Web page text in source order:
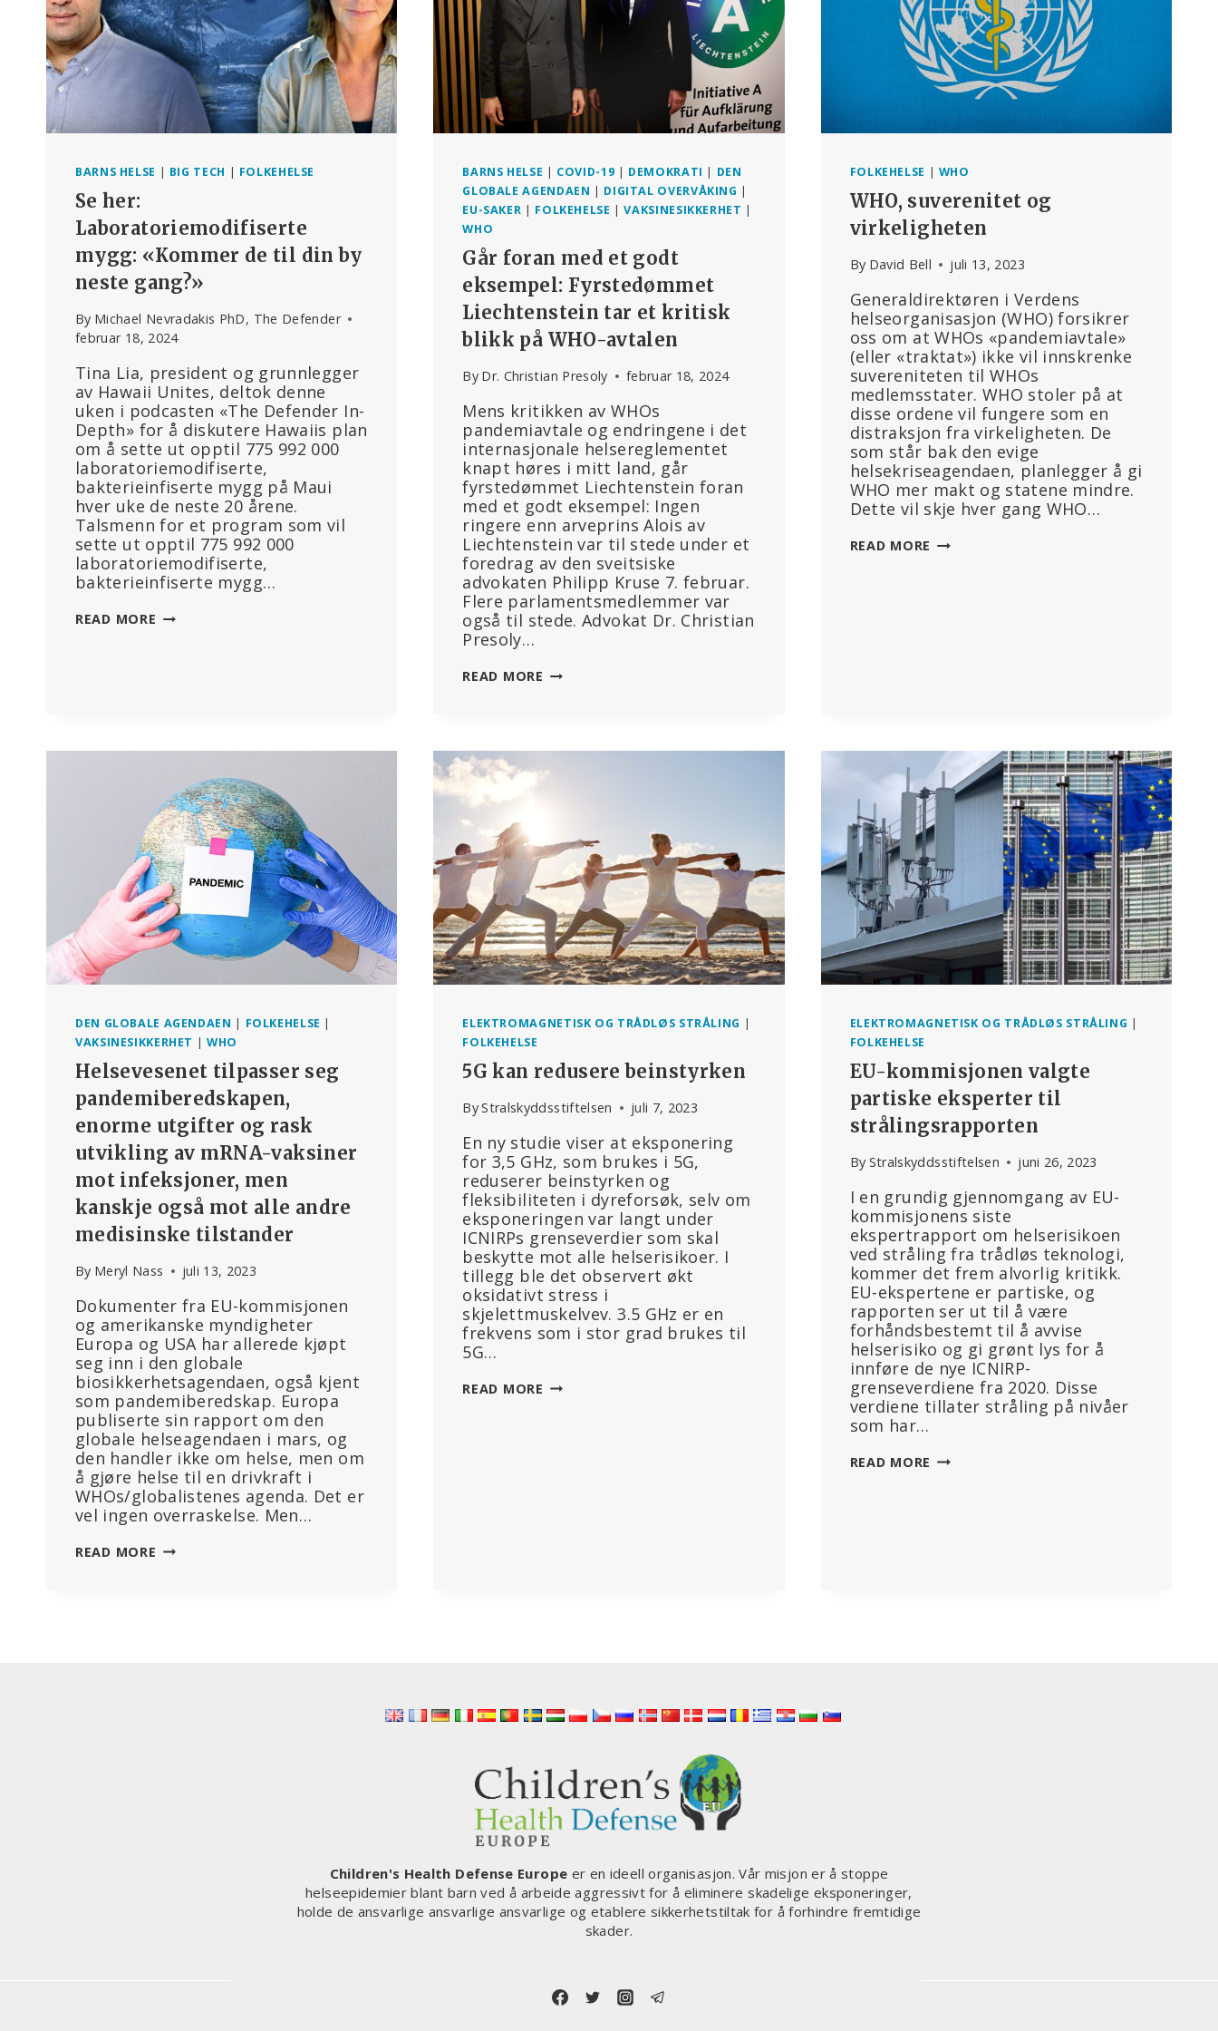
BARNS HELSE | BIG TECH | FOLKEHELSE
Se her:
Laboratoriemodifiserte
mygg: «Kommer de til din by
neste gang?»
By Michael Nevradakis PhD, The Defender
februar 18, 2024
Tina Lia, president og grunnlegger
av Hawaii Unites, deltok denne
uken i podcasten «The Defender In-
Depth» for å diskutere Hawaiis plan
om å sette ut opptil 775 992 000
laboratoriemodifiserte,
bakterieinfiserte mygg på Maui
hver uke de neste 20 årene.
Talsmenn for et program som vil
sette ut opptil 775 992 000
laboratoriemodifiserte,
bakterieinfiserte mygg…
READ MORE SE
DIN
NESTE
GANG?»
BARNS HELSE | COVID-19 | DEMOKRATI | DEN
GLOBALE AGENDAEN | DIGITAL OVERVÅKING |
EU-SAKER | FOLKEHELSE |VAKSINESIKKERHET |
WHO
Går foran med et godt
eksempel: Fyrstedømmet
Liechtenstein tar et kritisk
blikk på WHO-avtalen
By Dr. Christian Presoly februar 18, 2024
Mens kritikken av WHOs
pandemiavtale og endringene i det
internasjonale helsereglementet
knapt høres i mitt land, går
fyrstedømmet Liechtenstein foran
med et godt eksempel: Ingen
ringere enn arveprins Alois av
Liechtenstein var til stede under et
foredrag av den sveitsiske
advokaten Philipp Kruse 7. februar.
Flere parlamentsmedlemmer var
også til stede. Advokat Dr. Christian
Presoly…
READ MORE GÅR
GODT
EKSEMPEL:
ET
KRITISK
BLIKK
PÅ
WHO-
AVTALEN
FOLKEHELSE | WHO
WHO, suverenitet og
virkeligheten
By David Bell juli 13, 2023
Generaldirektøren i Verdens
helseorganisasjon (WHO) forsikrer
oss om at WHOs «pandemiavtale»
(eller «traktat») ikke vil innskrenke
suvereniteten til WHOs
medlemsstater. WHO stoler på at
disse ordene vil fungere som en
distraksjon fra virkeligheten. De
som står bak den evige
helsekriseagendaen, planlegger å gi
WHO mer makt og statene mindre.
Dette vil skje hver gang WHO…
READ MORE WHO,
DEN GLOBALE AGENDAEN | FOLKEHELSE |
VAKSINESIKKERHET | WHO
Helsevesenet tilpasser seg
pandemiberedskapen,
enorme utgifter og rask
utvikling av mRNA-vaksiner
mot infeksjoner, men
kanskje også mot alle andre
medisinske tilstander
By Meryl Nass juli 13, 2023
Dokumenter fra EU-kommisjonen
og amerikanske myndigheter
Europa og USA har allerede kjøpt
seg inn i den globale
biosikkerhetsagendaen, også kjent
som pandemiberedskap. Europa
publiserte sin rapport om den
globale helseagendaen i mars, og
den handler ikke om helse, men om
å gjøre helse til en drivkraft i
WHOs/globalistenes agenda. Det er
vel ingen overraskelse. Men…
READ MORE HELSEVESENET
ELEKTROMAGNETISK OG TRÅDLØS STRÅLING |
FOLKEHELSE
5G kan redusere beinstyrken
ByStralskyddsstiftelsen juli 7, 2023
En ny studie viser at eksponering
for 3,5 GHz, som brukes i 5G,
reduserer beinstyrken og
fleksibiliteten i dyreforsøk, selv om
eksponeringen var langt under
ICNIRPs grenseverdier som skal
beskytte mot alle helserisikoer. I
tillegg ble det observert økt
oksidativt stress i
skjelettmuskelvev. 3.5 GHz er en
frekvens som i stor grad brukes til
5G…
READ MORE 5G
ELEKTROMAGNETISK OG TRÅDLØS STRÅLING |
FOLKEHELSE
EU-kommisjonen valgte
partiske eksperter til
strålingsrapporten
By Stralskyddsstiftelsen juni 26, 2023
I en grundig gjennomgang av EU-
kommisjonens siste
ekspertrapport om helserisikoen
ved stråling fra trådløs teknologi,
kommer det frem alvorlig kritikk.
EU-ekspertene er partiske, og
rapporten ser ut til å være
forhåndsbestemt til å avvise
helserisiko og gi grønt lys for å
innføre de nye ICNIRP-
grenseverdiene fra 2020. Disse
verdiene tillater stråling på nivåer
som har…
READ MORE EU-
Children's Health Defense Europe er en ideell organisasjon. Vår misjon er å stoppe
helseepidemier blant barn ved å arbeide aggressivt for å eliminere skadelige eksponeringer,
holde de ansvarlige ansvarlige ansvarlige og etablere sikkerhetstiltak for å forhindre fremtidige
skader.